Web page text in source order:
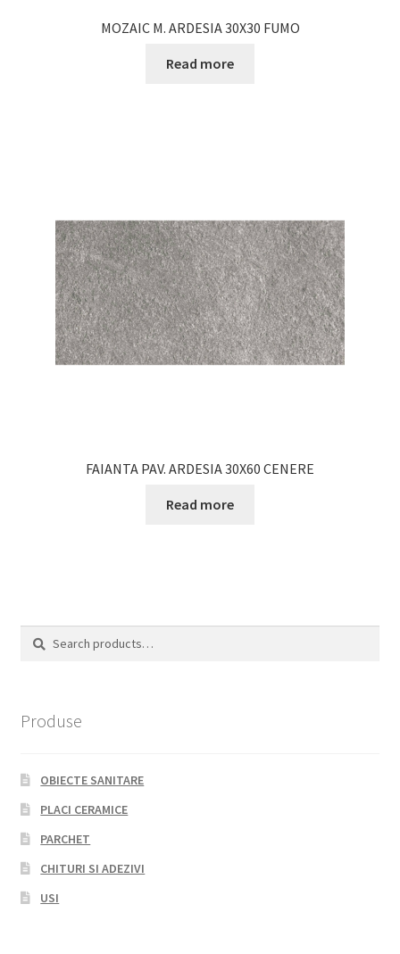
MOZAIC M. ARDESIA 30X30 FUMO
Read more
FAIANTA PAV. ARDESIA 30X60 CENERE
Read more
Search
Search
Produse
OBIECTE SANITARE
PLACI CERAMICE
PARCHET
CHITURI SI ADEZIVI
USI